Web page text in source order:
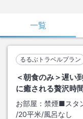
一覧
るるぶトラベルプラン
＜朝食のみ＞遅い
に癒される贅沢時
お部屋： 禁煙■スタ
/20平米/風呂なし